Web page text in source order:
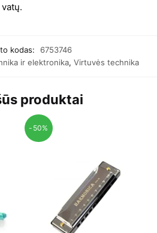
kodas:
6753746
ir elektronika, Virtuvės technika
produktai
-50%